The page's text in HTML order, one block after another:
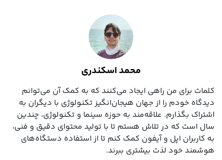
محمد اسکندری
کلمات برای من راهی ایجاد می‌کنند که به کمک آن می‌توانم
دیدگاه خودم را از جهان هیجان‌انگیز تکنولوژی با دیگران به
اشتراک بگذارم. علاقه‌مند به حوزه سینما و تکنولوژی، چندین
سال است که در تلاش هستم تا با تولید محتوای دقیق و فنی،
به کاربران اپل و آیفون کمک کنم تا از استفاده دستگاه‌های
هوشمند خود لذت بیشتری ببرند.